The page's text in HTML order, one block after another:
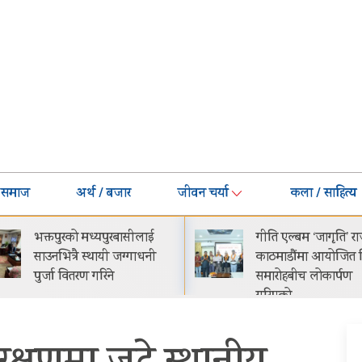
समाज अर्थ / बजार जीवन चर्या कला / साहित्य
गीति एल्बम ‘जागृति’ राजधानी
काठमाडौंमा आयोजित विशेष
समारोहबीच लोकार्पण
नेपालमा प्रोटोन इ.मास ५
सार्वजनिक सुरुवाती
२९.९९ लाख